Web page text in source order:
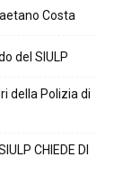
Costa
del SIULP
della Polizia di
CHIEDE DI